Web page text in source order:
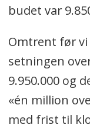
budet var
Omtrent før vi
setningen
9.950.000 og
«én million
med frist til